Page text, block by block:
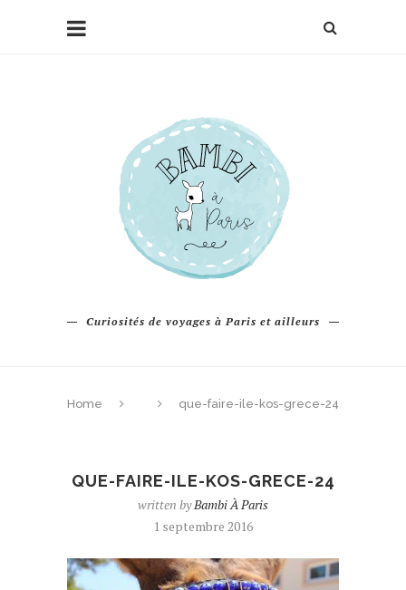
Curiosités de voyages à Paris et ailleurs
Home que-faire-ile-kos-grece-24
QUE-FAIRE-ILE-KOS-GRECE-24
written byBambi À Paris
1 septembre 2016